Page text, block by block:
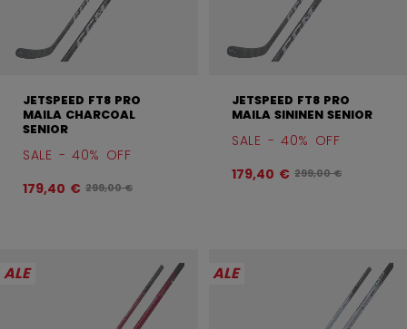
JETSPEED FT8 PRO
MAILA CHARCOAL
SENIOR
SALE - 40% OFF
179,40 € Alkuperäinen hinta ennen alennusta oli
299,00 €
JETSPEED FT8 PRO
MAILA SININEN SENIOR
SALE - 40% OFF
179,40 € Alkuperäinen hinta
299,00 €
ALE ALE